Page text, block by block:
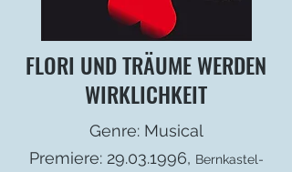
FLORI UND TRÄUME WERDEN
WIRKLICHKEIT
Genre: Musical
Premiere: 29.03.1996, Bernkastel-